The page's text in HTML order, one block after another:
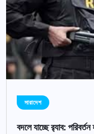
সারাদেশ
বদলে যাচ্ছে র‌্যাব: